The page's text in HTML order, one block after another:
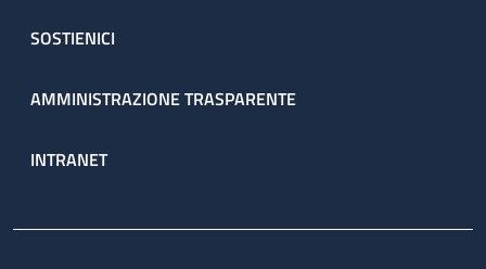
SOSTIENICI
AMMINISTRAZIONE TRASPARENTE
INTRANET